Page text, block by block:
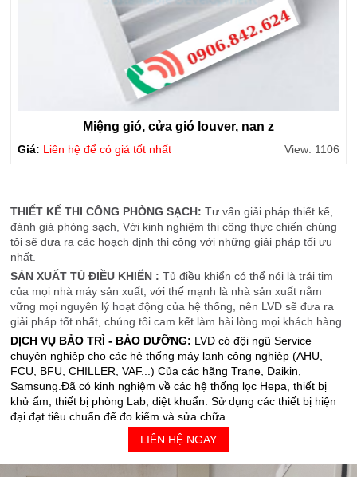
Miệng gió, cửa gió louver, nan z
Giá: Liên hệ để có giá tốt nhất View: 1106
THIẾT KẾ THI CÔNG PHÒNG SẠCH:Tư vấn giải pháp thiết kế,
đánh giá phòng sạch, Với kinh nghiệm thi công thực chiến chúng
tôi sẽ đưa ra các hoạch định thi công với những giải pháp tối ưu
nhất.
SẢN XUẤT TỦ ĐIỀU KHIỂN :Tủ điều khiển có thể nói là trái tim
của mọi nhà máy sản xuất, với thế mạnh là nhà sản xuất nắm
vững mọi nguyên lý hoạt động của hệ thống, nên LVD sẽ đưa ra
giải pháp tốt nhất, chúng tôi cam kết làm hài lòng mọi khách hàng.
DỊCH VỤ BẢO TRÌ - BẢO DƯỠNG: LVD có đội ngũ Service
chuyên nghiệp cho các hệ thống máy lạnh công nghiệp (AHU,
FCU, BFU, CHILLER, VAF...) Của các hãng Trane, Daikin,
Samsung.Đã có kinh nghiệm về các hệ thống lọc Hepa, thiết bị
khử ẩm, thiết bị phòng Lab, diệt khuẩn. Sử dụng các thiết bị hiện
đại đạt tiêu chuẩn để đo kiểm và sửa chữa.
LIÊN HỆ NGAY